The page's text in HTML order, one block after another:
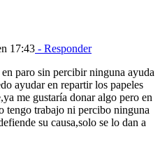
17:43 - Responder
paro sin percibir ninguna ayuda
ayudar en repartir los papeles
me gustaría donar algo pero en
tengo trabajo ni percibo ninguna
su causa,solo se lo dan a